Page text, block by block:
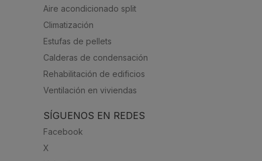
Aire acondicionado split
Climatización
Estufas de pellets
Calderas de condensación
Rehabilitación de edificios
Ventilación en viviendas
SÍGUENOS EN REDES
Facebook
X